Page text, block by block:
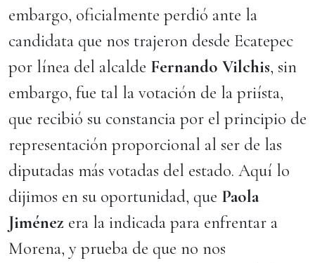
embargo, oficialmente perdió ante la
candidata que nos trajeron desde Ecatepec
por línea del alcalde Fernando Vilchis, sin
embargo, fue tal la votación de la priísta,
que recibió su constancia por el principio de
representación proporcional al ser de las
diputadas más votadas del estado. Aquí lo
dijimos en su oportunidad, que Paola
Jiménez era la indicada para enfrentar a
Morena, y prueba de que no nos